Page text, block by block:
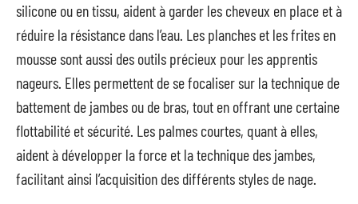
silicone ou en tissu, aident à garder les cheveux en place et à
réduire la résistance dans l’eau. Les planches et les frites en
mousse sont aussi des outils précieux pour les apprentis
nageurs. Elles permettent de se focaliser sur la technique de
battement de jambes ou de bras, tout en offrant une certaine
flottabilité et sécurité. Les palmes courtes, quant à elles,
aident à développer la force et la technique des jambes,
facilitant ainsi l’acquisition des différents styles de nage.